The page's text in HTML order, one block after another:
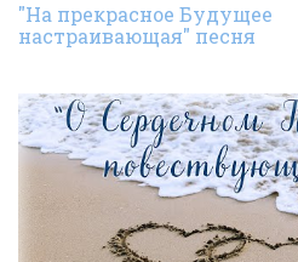
"На прекрасное Будущее
настраивающая" песня